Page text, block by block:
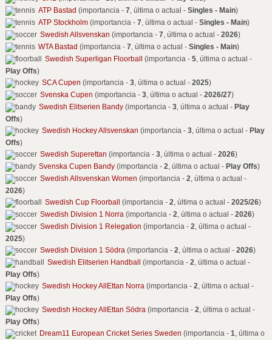
ATP Bastad (importancia - 7, última o actual - Singles - Main)
ATP Stockholm(importancia - 7, última o actual - Singles - Main)
Swedish Allsvenskan (importancia - 7, última o actual - 2026)
WTA Bastad (importancia - 7, última o actual - Singles - Main)
Swedish Superligan Floorball
(importancia - 5, última o actual -
Play Offs)
SCA Cupen (importancia - 3, última o actual - 2025)
Svenska Cupen (importancia - 3, última o actual - 2026/27)
Swedish Elitserien Bandy(importancia - 3, última o actual - Play
Offs)
Swedish Hockey Allsvenskan (importancia - 3, última o actual - Play
Offs)
Swedish Superettan (importancia - 3, última o actual - 2026)
Svenska Cupen Bandy(importancia - 2, última o actual - Play Offs)
Swedish Allsvenskan Women (importancia - 2, última o actual -
2026)
Swedish Cup Floorball
(importancia - 2, última o actual - 2025/26)
Swedish Division 1 Norra(importancia - 2, última o actual - 2026)
Swedish Division 1 Relegation (importancia - 2, última o actual -
2025)
Swedish Division 1 Södra(importancia - 2, última o actual - 2026)
Swedish Elitserien Handball
(importancia - 2, última o actual -
Play Offs)
Swedish Hockey AllEttan Norra(importancia - 2, última o actual -
Play Offs)
Swedish Hockey AllEttan Södra(importancia - 2, última o actual -
Play Offs)
Dream11 European Cricket Series Sweden (importancia - 1, última o